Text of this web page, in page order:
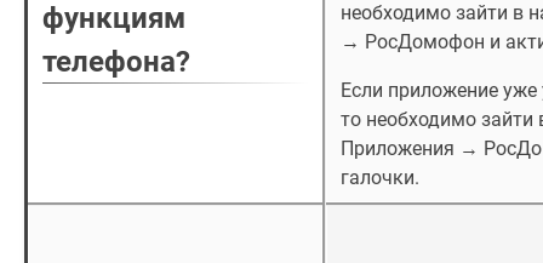
функциям
телефона?
необходимо зайти в
→ РосДомофон и
Если приложение уже
то необходимо
Приложения →
галочки.